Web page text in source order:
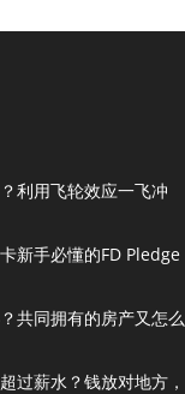
利用飞轮效应一飞冲
新手必懂的FD Pledge
共同拥有的房产又怎么
过薪水？钱放对地方，